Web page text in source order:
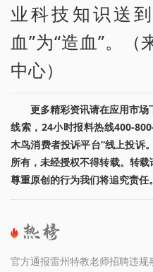
业科技知识送
血”为“造血”。
中心）
更多精彩资讯请在应用市场
线索，24小时报料热线400-
木鸟消费者投诉平台”线上投诉
所有，未经授权不得转载。转
尊重原创的行为我们将追究责任。
官方通报雷州特教老师招聘违规